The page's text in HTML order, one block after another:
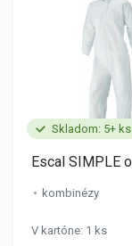
Skladom: 5+ ks
Escal SIMPLE
kombinézy
V kartóne: 1 ks